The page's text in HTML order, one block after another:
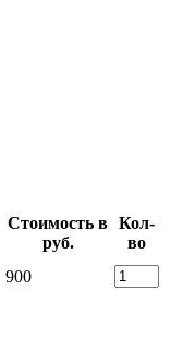
Стоимость в
руб.
Кол-
во
900